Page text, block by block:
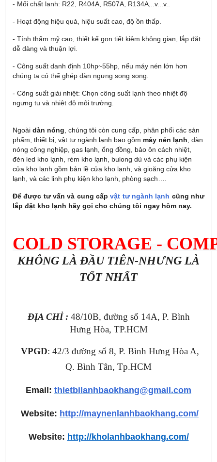
- Mối chất lạnh: R22, R404A, R507A, R134A,..v...v..
- Hoạt động hiệu quả, hiệu suất cao, độ ồn thấp.
- Tính thẩm mỹ cao, thiết kế gọn tiết kiệm không gian, lắp đặt
dễ dàng và thuận lợi.
- Công suất danh định 10hp~55hp, nếu máy nén lớn hơn
chúng ta có thể ghép dàn ngưng song song.
- Công suất giải nhiệt: Chọn công suất lạnh theo nhiệt độ
ngưng tụ và nhiệt độ môi trường.
Ngoài dàn nóng, chúng tôi còn cung cấp, phân phối các sản
phẩm, thiết bị, vật tư ngành lạnh bao gồm máy nén lạnh, dàn
nóng công nghiệp, gas lạnh, ống đồng, bảo ôn cách nhiệt,
đèn led kho lạnh, rèm kho lạnh, bulong dù và các phụ kiện
cửa kho lạnh gồm bản lề cửa kho lạnh, và gioăng cửa kho
lạnh, và các linh phụ kiện kho lạnh, phòng sạch….
Để được tư vấn và cung cấpvật tư ngành lạnh cũng như
lắp đặt kho lạnh hãy gọi cho chúng tôi ngay hôm nay.
COLD STORAGE -
KHÔNG LÀ ĐẦU TIÊN-NHƯNG LÀ
TỐT NHẤT
ĐỊA CHỈ : 48/10B, đường số 14A, P. Bình
Hưng Hòa, TP.HCM
VPGD: 42/3 đường số 8, P. Bình Hưng Hòa A,
Q. Bình Tân, Tp.HCM
Email: thietbilanhbaokhang@gmail.com
Website: http://maynenlanhbaokhang.com/
Website: http://kholanhbaokhang.com/